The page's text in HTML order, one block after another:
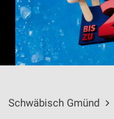
Schwäbisch Gmünd